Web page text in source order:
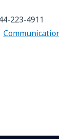
223-4911